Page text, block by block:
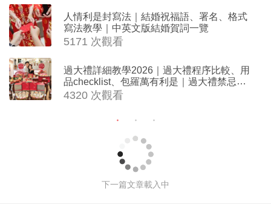
人情利是封寫法｜結婚祝福語、署名、格式
寫法教學｜中英文版結婚賀詞一覽
5171 次觀看
過大禮詳細教學2026｜過大禮程序比較、用
品checklist、包羅萬有利是｜過大禮禁忌及
吉祥說話
4320 次觀看
【2026求婚戒指懶人包】10大品牌求婚
鑽戒推薦| 價格| 款式| 幾多卡